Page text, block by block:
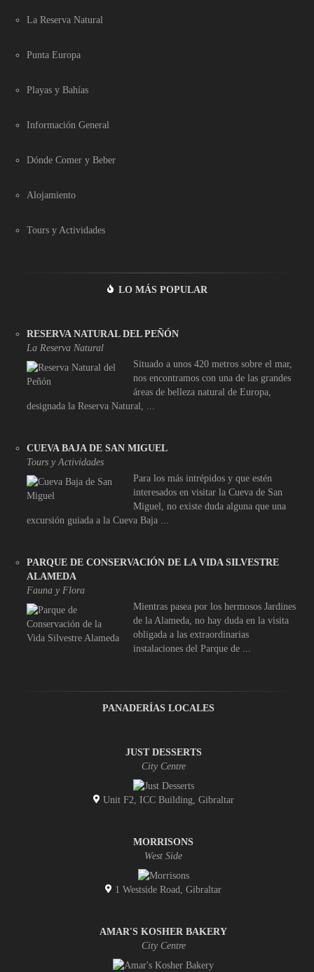
La Reserva Natural
Punta Europa
Playas y Bahías
Información General
Dónde Comer y Beber
Alojamiento
Tours y Actividades
LO MÁS POPULAR
RESERVA NATURAL DEL PEÑÓN
La Reserva Natural
Situado a unos 420 metros sobre el mar,
nos encontramos con una de las grandes
áreas de belleza natural de Europa,
designada la Reserva Natural, ...
CUEVA BAJA DE SAN MIGUEL
Tours y Actividades
Para los más intrépidos y que estén
interesados en visitar la Cueva de San
Miguel, no existe duda alguna que una
excursión guiada a la Cueva Baja ...
PARQUE DE CONSERVACIÓN DE LA VIDA SILVESTRE
ALAMEDA
Fauna y Flora
Mientras pasea por los hermosos Jardines
de la Alameda, no hay duda en la visita
obligada a las extraordinarias
instalaciones del Parque de ...
PANADERÍAS LOCALES
JUST DESSERTS
City Centre
Unit F2, ICC Building, Gibraltar
MORRISONS
West Side
1 Westside Road, Gibraltar
AMAR'S KOSHER BAKERY
City Centre